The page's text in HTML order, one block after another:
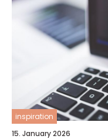
inspiration
15. January 2026